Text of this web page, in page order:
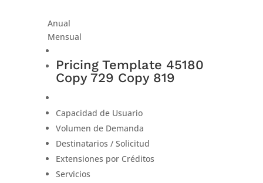
Anual
Mensual
Pricing Template 45180
Copy 729 Copy 819
Capacidad de Usuario
Volumen de Demanda
Destinatarios / Solicitud
Extensiones por Créditos
Servicios